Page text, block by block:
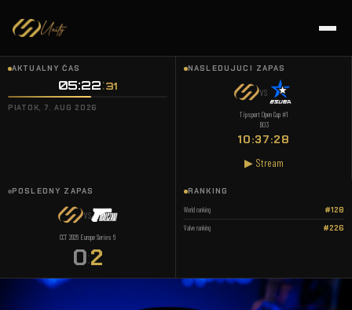
AKTUÁLNY ČAS
05:22:32
PIATOK, 7. AUG 2026
NASLEDUJÚCI ZÁPAS
VS
Tipsport Open Cup #1
BO3
10:37:27
▶ Stream
POSLEDNÝ ZÁPAS
VS
CCT 2026 Europe Series 6
0:2
RANKING
World ranking #128
Valve ranking #226